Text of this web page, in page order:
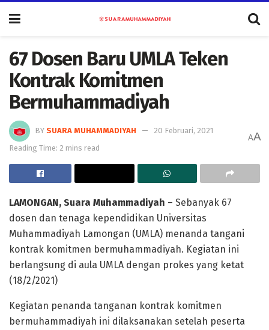
67 Dosen Baru UMLA Teken
Kontrak Komitmen
Bermuhammadiyah
BY SUARA MUHAMMADIYAH
20 Februari, 2021
Reading Time: 2 mins read
AA
LAMONGAN, Suara Muhammadiyah – Sebanyak 67
dosen dan tenaga kependidikan Universitas
Muhammadiyah Lamongan (UMLA) menanda tangani
kontrak komitmen bermuhammadiyah. Kegiatan ini
berlangsung di aula UMLA dengan prokes yang ketat
(18/2/2021)
Kegiatan penanda tanganan kontrak komitmen
bermuhammadiyah ini dilaksanakan setelah peserta